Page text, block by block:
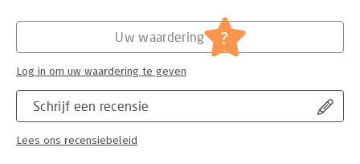
Non-fictie informatief/professioneel
Schrijf een recensie
Lees ons recensiebeleid
Uw waardering ?
Log in om uw waardering te geven